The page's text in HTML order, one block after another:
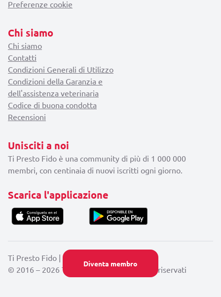
Diventa membro
Preferenze cookie
Chi siamo
Chi siamo
Contatti
Condizioni Generali di Utilizzo
Condizioni della Garanzia e
dell'assistenza veterinaria
Codice di buona condotta
Recensioni
Unisciti a noi
Ti Presto Fido è una community di più di 1 000 000
membri, con centinaia di nuovi iscritti ogni giorno.
Scarica l'applicazione
Ti Presto Fido | Chi siamo
© 2016 – 2026 Ti Presto Fido. Tutti i diritti riservati